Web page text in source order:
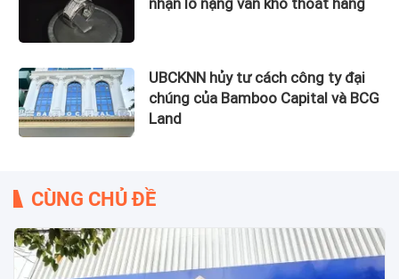
UBCKNN hủy tư cách công ty đại
chúng của Bamboo Capital và BCG
Land
CÙNG CHỦ ĐỀ